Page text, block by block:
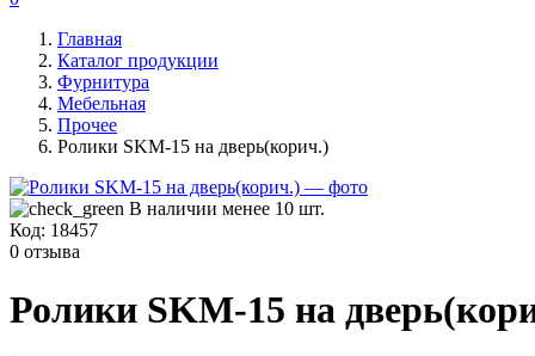
Главная
Каталог продукции
Фурнитура
Мебельная
Прочее
Ролики SKM-15 на дверь(корич.)
В наличии менее 10 шт.
Код: 18457
0 отзыва
Ролики SKM-15 на